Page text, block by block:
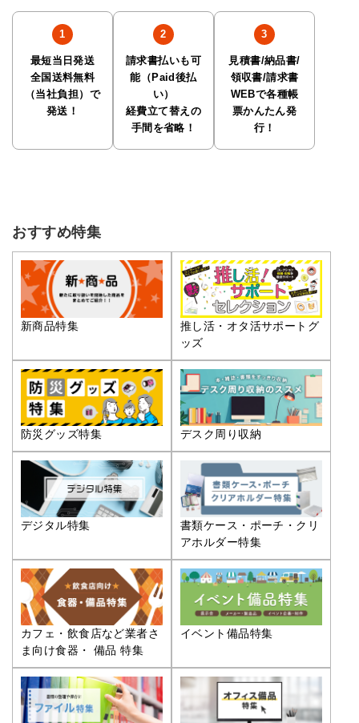
最短当日発送
全国送料無料
（当社負担）で
発送！
請求書払いも可
能（Paid後払
い）
経費立て替えの
手間を省略！
見積書/納品書/
領収書/請求書
WEBで各種帳
票かんたん発
行！
おすすめ特集
新商品特集
推し活・オタ活サポートグ
ッズ
防災グッズ特集 デスク周り収納
デジタル特集
書類ケース・ポーチ・クリ
アホルダー特集
カフェ・飲食店など業者さ
ま向け食器・ 備品 特集
イベント備品特集